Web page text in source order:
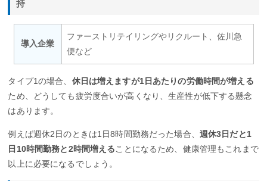
持
導入企業
ファーストリテイリングやリクルート、佐川急
便など
タイプ1の場合、 休日は増えますが1日あたりの労働時間が増える
ため、どうしても疲労度合いが高くなり、生産性が低下する懸念
はあります。
例えば週休2日のときは1日8時間勤務だった場合、 週休3日だと1
日10時間勤務と2時間増えることになるため、健康管理もこれまで
以上に必要になるでしょう。